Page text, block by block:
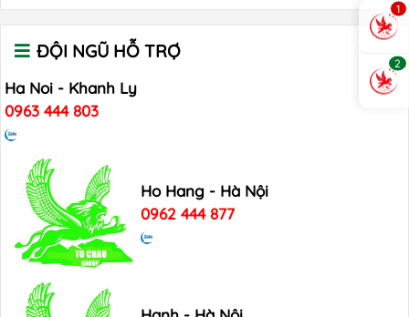
ĐỘI NGŨ HỖ TRỢ
Ha Noi - Khanh Ly
0963 444 803
Ho Hang - Hà Nội
0962 444 877
1
2